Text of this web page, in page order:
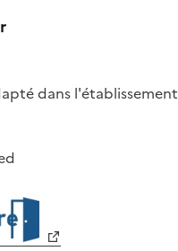
dans l'établissement